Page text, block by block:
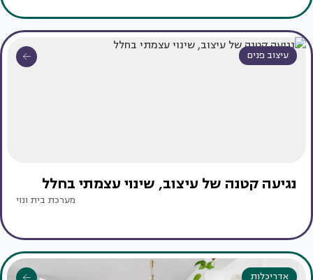
עיצוב פנים
נגיעה קטנה של עיצוב, שינוי עצמתי בחלל
מערכת בית ונוי
אדריכלות